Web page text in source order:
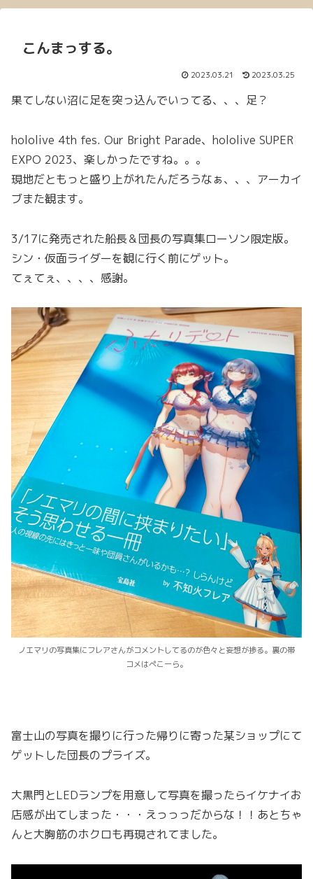
こんまっする。
2023.03.21 2023.03.25
果てしない沼に足を突っ込んでいってる、、、足？
hololive 4th fes. Our Bright Parade、hololive SUPER
EXPO 2023、楽しかったですね。。。
現地だともっと盛り上がれたんだろうなぁ、、、アーカイ
ブまた観ます。
3/17に発売された船長＆団長の写真集ローソン限定版。
シン・仮面ライダーを観に行く前にゲット。
てぇてぇ、、、、感謝。
ノエマリの写真集にフレアさんがコメントしてるのが色々と妄想が捗る。裏の帯
コメはぺこーら。
富士山の写真を撮りに行った帰りに寄った某ショップにて
ゲットした団長のプライズ。
大黒門とLEDランプを用意して写真を撮ったらイケナイお
店感が出てしまった・・・えっっっだからな！！あとちゃ
んと大胸筋のホクロも再現されてました。